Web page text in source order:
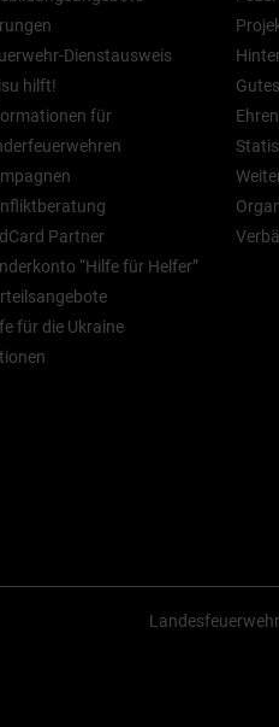
Dienstausweis
hilft!
für
Partner
“Hilfe für Helfer”
für die Ukraine